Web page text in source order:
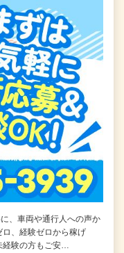
、車両や通行人への声か
、経験ゼロから稼げ
経験の方もご安…